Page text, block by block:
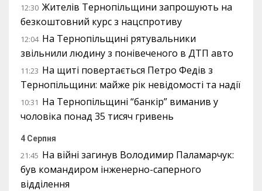
12:30 Жителів Тернопільщини запрошують на
безкоштовний курс з нацспротиву
12:04 На Тернопільщині рятувальники
звільнили людину з понівеченого в ДТП авто
11:23 На щиті повертається Петро Федів з
Тернопільщини: майже рік невідомості та надії
10:31 На Тернопільщині “банкір” виманив у
чоловіка понад 35 тисяч гривень
4 Серпня
21:45 На війні загинув Володимир Паламарчук:
був командиром інженерно-саперного
відділення